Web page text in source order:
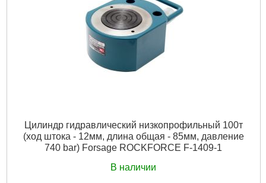
Подробнее...
Цилиндр гидравлический низкопрофильный 100т
(ход штока - 12мм, длина общая - 85мм, давление
740 bar) Forsage ROCKFORCE F-1409-1
В наличии